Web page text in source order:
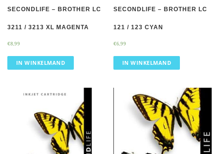
SECONDLIFE – BROTHER LC
3211 / 3213 XL MAGENTA
€8,99
IN WINKELMAND
SECONDLIFE – BROTHER LC
121 / 123 CYAN
€6,99
IN WINKELMAND